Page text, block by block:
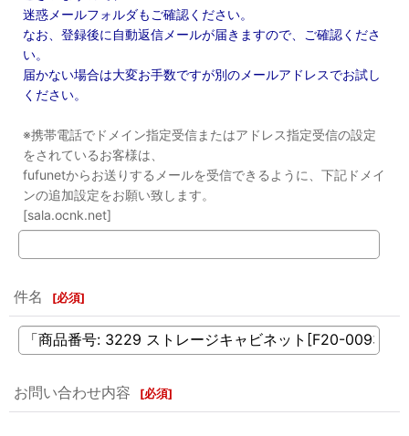
迷惑メールフォルダもご確認ください。
なお、登録後に自動返信メールが届きますので、ご確認くださ
い。
届かない場合は大変お手数ですが別のメールアドレスでお試し
ください。
※携帯電話でドメイン指定受信またはアドレス指定受信の設定
をされているお客様は、
fufunetからお送りするメールを受信できるように、下記ドメイ
ンの追加設定をお願い致します。
[sala.ocnk.net]
件名 [必須]
お問い合わせ内容 [必須]